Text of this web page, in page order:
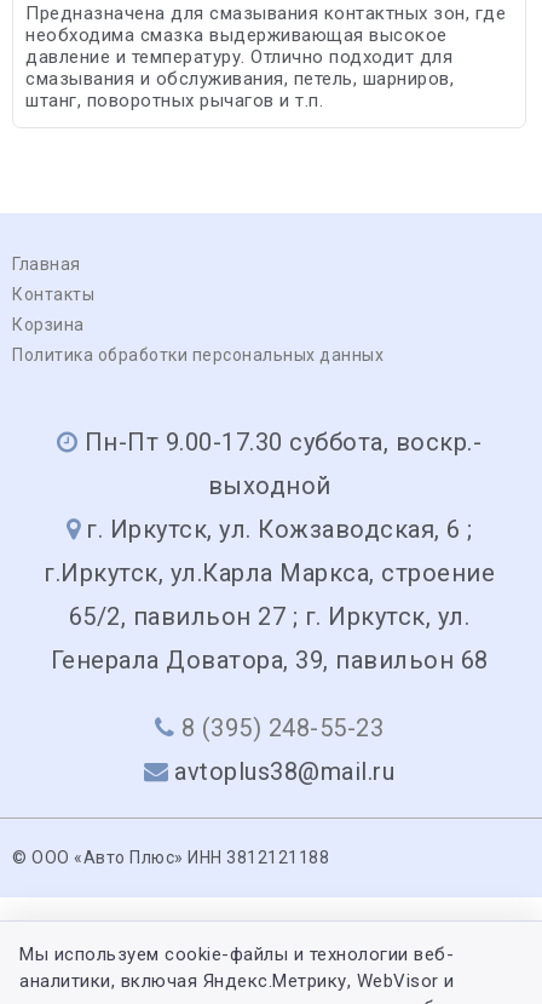
Предназначена для смазывания контактных зон, где
необходима смазка выдерживающая высокое
давление и температуру. Отлично подходит для
смазывания и обслуживания, петель, шарниров,
штанг, поворотных рычагов и т.п.
Главная
Контакты
Корзина
Политика обработки персональных данных
Пн-Пт 9.00-17.30 суббота, воскр.-
выходной
г. Иркутск, ул. Кожзаводская, 6 ;
г.Иркутск, ул.Карла Маркса, строение
65/2, павильон 27 ; г. Иркутск, ул.
Генерала Доватора, 39, павильон 68
8 (395) 248-55-23
avtoplus38@mail.ru
© ООО «Авто Плюс» ИНН 3812121188
Мы используем cookie-файлы и технологии веб-
аналитики, включая Яндекс.Метрику, WebVisor и